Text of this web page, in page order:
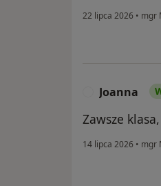
22 lipca 2026 • mgr
Joanna
Zawsze
14 lipca 2026 • mgr